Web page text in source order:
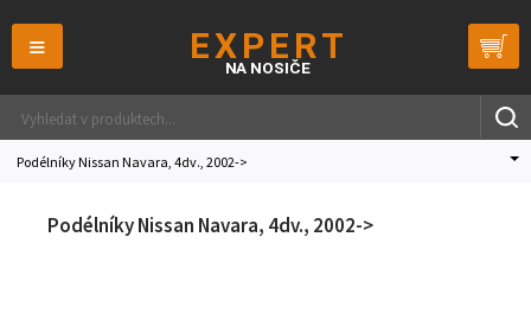
≡
Podélníky Nissan Navara, 4dv., 2002->
Podélníky Nissan Navara, 4dv., 2002->